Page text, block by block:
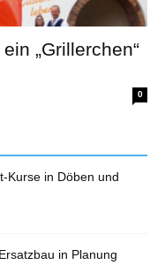
„Grillerchen“
0
Kurse in Döben und
in Planung